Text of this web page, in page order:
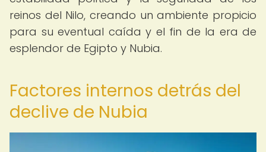
reinos del Nilo, creando un ambiente propicio
para su eventual caída y el fin de la era de
esplendor de Egipto y Nubia.
Factores internos detrás del
declive de Nubia